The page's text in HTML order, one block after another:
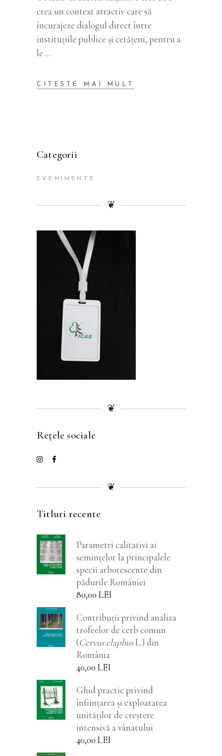
crea un context atractiv care să
încurajeze dialogul direct între
instituțiile publice și cetățeni, pentru a
le
CITESTE MAI MULT
Categorii
EVENIMENTE
❦
❦
Rețele sociale
❦
Titluri recente
Parametri calitativi ai
semințelor la principalele
specii arborescente din
pădurile României
80,00 LEI
Contribuții privind analiza
trofeelor de cerb comun
(Cervus elaphusL.) din
România
40,00 LEI
Ghid practic privind
înființarea și exploatarea
unităților de creștere
intensivă a vânatului
40,00 LEI